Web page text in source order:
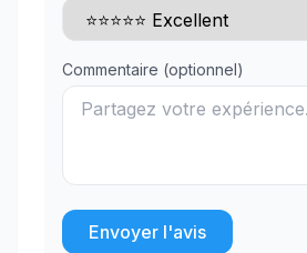
Commentaire (optionnel)
Envoyer l'avis